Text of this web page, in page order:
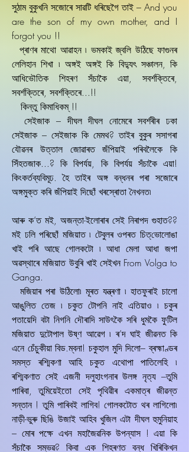
সুঠাম বুকুখনি সজোৰে সাৱটি ধৰিছেগৈ তাই – And you
are the son of my own mother, and I
forgot you !!
প্ৰাণৰ মাথো আৱাহন ৷ ভমকাই জ্বলি উঠিছে ফাগুনৰ
লেলিহান শিখা ৷ অঙ্গই অঙ্গই কি বিদ্যুৎ সঞ্চালন, কি
আধিভৌতিক শিহৰণ সঁচাকৈ এয়া, সবৰ্শক্তিৰে,
সবৰ্শক্তিৰে, সবৰ্শক্তিৰে...!!
কিন্তু কিমাধিকম্‌ !!
সেইজাক – দীঘল দীঘল নোমেৰে সবৰ্শৰীৰ ঢকা
সেইজাক – সেইজাক কি মেমথ? তাইৰ বুকুৰ সসাগৰা
যৌৱনৰ উত্তাল জোৱাৰত জঁপিয়াই পৰিবলৈকে কি
সিঁহতজাক...? কি বিপৰ্যয়, কি বিপৰ্যয় সঁচাকৈ এয়া!
কিংকৰ্তব্যবিমূঢ. হৈ তাইৰ অঙ্গ বন্ধনৰ পৰা সজোৰে
অঙ্গমুক্ত কৰি জঁপিয়াই দিছোঁ খৰস্ৰোতা নৈখনত৷
আৰু ক’ত মই, অজন্তা-ইলোৰাৰ সেই নিৰাপদ গুহাত??
মই ঢলি পৰিছোঁ মজিয়াত ৷ টেবুলৰ ওপৰত চিত্‌ভোলোঙা
খাই পৰি আছে গোলকটো ৷ আধা মেলা আধা জপা
অৱস্থাৰে মজিয়াত উবুৰি খাই সেইখন From Volga to
Ganga.
মজিয়াৰ পৰা উঠিলো৷ মূৰত যন্ত্ৰণা ৷ হাতফুৰাই চালো
আঙুলিত তেজ ৷ চকুত টোপনি নাই এতিয়াও ৷ চকুৰ
পতায়েদি বটা নিগনি দৌৰাদি সাউৎকৈ সৰি ধুমকৈ ফুটিল
মজিয়াত দুটোপাল উষ্ণ আৱেগ ৷ ৰ’দ ঘাই জীৱনত কি
এনে চেঁচুকীয়া বিড.ম্বনা! চকুহাল মুদি দিলো– ব্ৰহ্মাণ্ডৰ
সমস্ত ৰশ্মিকণা আহি চকুত এথোপা পাতিলেহি ৷
ৰশ্মিকণাত সেই এজনী দলুহাংগনাৰ উলঙ্গ নৃত্য –তুমি
পাৰিবা, তুমিয়েইতো সেই পৃথিৱীৰ একমাত্ৰ জীৱন্ত
সন্তান ! তুমি পাৰিবই লাগিব! গোলকটোত থৰ লাগিলো৷
নাড়ী-ভুৰু ছিঙি উজাই আহিব খুজিল এটা দীঘল হুমুনিয়াহ
– মোৰ পক্ষে এখন মহাজৈৱনিক উপন্যাস ! এয়া কি
সঁচাকৈ সম্ভৱ? কিবা এক শিহৰণত বন্ধ খিৰিকিখন